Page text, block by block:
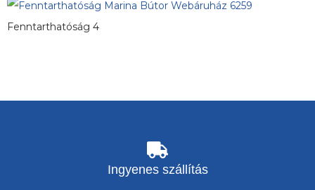
Fenntarthatóság 4
Ingyenes szállítás